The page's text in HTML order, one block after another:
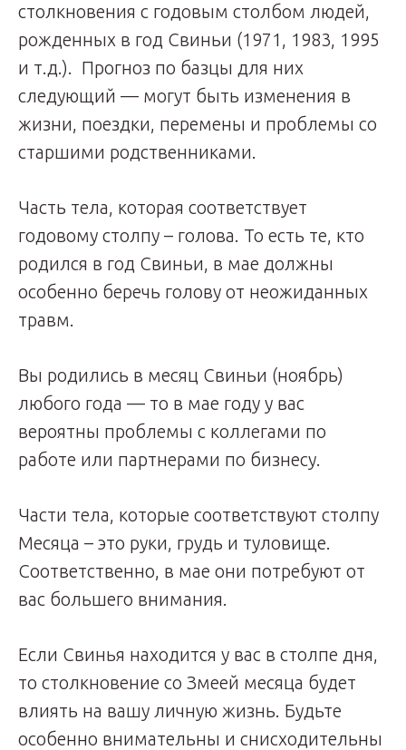
столкновения с годовым столбом людей,
рожденных в год Свиньи (1971, 1983, 1995
и т.д.). Прогноз по базцы для них
следующий — могут быть изменения в
жизни, поездки, перемены и проблемы со
старшими родственниками.
Часть тела, которая соответствует
годовому столпу – голова. То есть те, кто
родился в год Свиньи, в мае должны
особенно беречь голову от неожиданных
травм.
Вы родились в месяц Свиньи (ноябрь)
любого года — то в мае году у вас
вероятны проблемы с коллегами по
работе или партнерами по бизнесу.
Части тела, которые соответствуют столпу
Месяца – это руки, грудь и туловище.
Соответственно, в мае они потребуют от
вас большего внимания.
Если Свинья находится у вас в столпе дня,
то столкновение со Змеей месяца будет
влиять на вашу личную жизнь. Будьте
особенно внимательны и снисходительны